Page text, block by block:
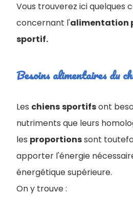
Vous trouverez ici quelques
concernant l'alimentation
sportif.
Besoins alimentaires du
Les chienssportifsont
nutriments que leurs
les proportionssont
apporter l'énergie
énergétique supérieure.
On y trouve :